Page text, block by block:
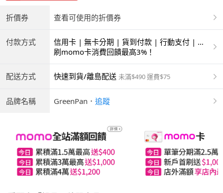
折價券 查看可使用的折價券
付款方式
信用卡 | 無卡分期 | 貨到付款 | 行動支付 | 超
商付款 | ATM | 銀聯卡
刷momo卡消費回饋最高3%！
配送方式 快速到貨/離島配送 未滿$490 運費$75
品牌名稱 GreenPan ． 追蹤